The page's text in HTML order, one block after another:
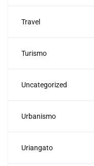
Travel
Turismo
Uncategorized
Urbanismo
Uriangato